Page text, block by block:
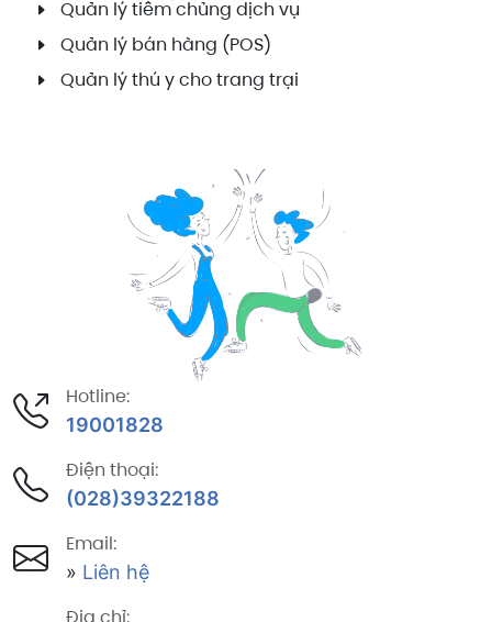
Quản lý tiêm chủng dịch vụ
Quản lý bán hàng (POS)
Quản lý thú y cho trang trại
Hotline:
19001828
Điện thoại:
(028)39322188
Email:
» Liên hệ
Địa chỉ: